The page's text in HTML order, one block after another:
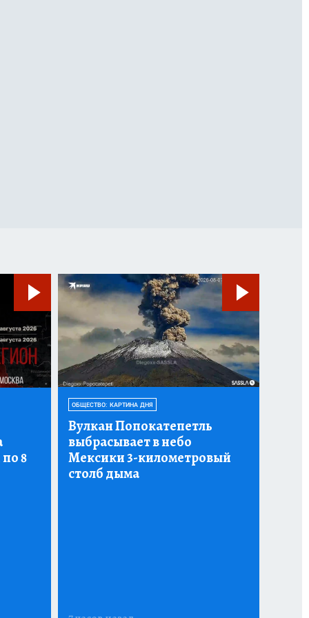
8
ОБЩЕСТВО: КАРТИНА ДНЯ
Вулкан Попокатепетль
выбрасывает в небо
Мексики 3-километровый
столб дыма